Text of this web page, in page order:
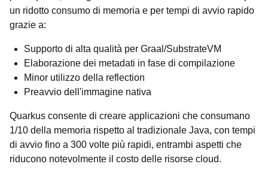
un ridotto consumo di memoria e per tempi di avvio rapido
grazie a:
Supporto di alta qualità per Graal/SubstrateVM
Elaborazione dei metadati in fase di compilazione
Minor utilizzo della reflection
Preavvio dell'immagine nativa
Quarkus consente di creare applicazioni che consumano
1/10 della memoria rispetto al tradizionale Java, con tempi
di avvio fino a 300 volte più rapidi, entrambi aspetti che
riducono notevolmente il costo delle risorse cloud.